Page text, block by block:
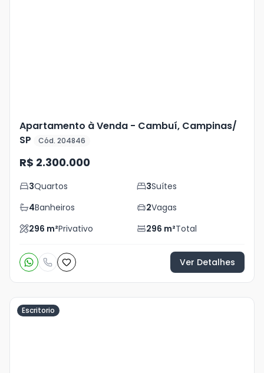
Apartamento à Venda - Cambuí, Campinas/
SP
Cód. 204846
R$ 2.300.000
3Quartos 3Suítes
4Banheiros 2Vagas
296 m²Privativo 296 m²Total
Ver Detalhes
Escritorio